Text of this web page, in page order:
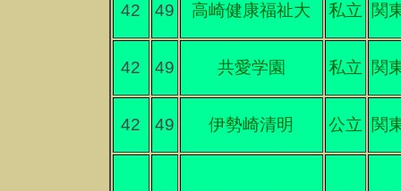
42 49 高崎健康福祉大 私立 関
42 49 共愛学園 私立 関
42 49 伊勢崎清明 公立 関